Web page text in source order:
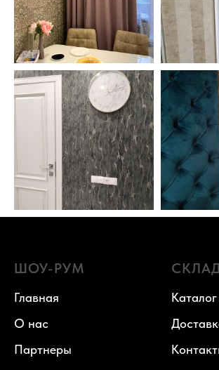
ШОУ-РУМ
Главная
О нас
Партнеры